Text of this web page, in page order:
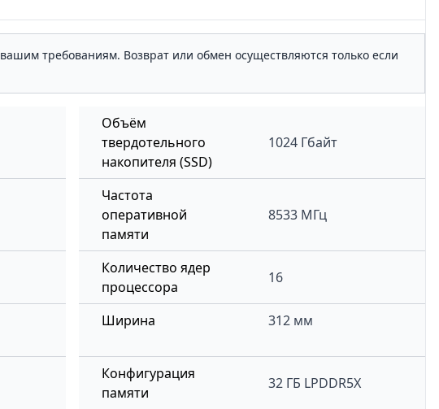
требованиям. Возврат или обмен осуществляются только если
Объём
твердотельного
накопителя (SSD)
1024 Гбайт
Частота
оперативной
памяти
8533 МГц
Количество ядер
процессора
16
Ширина 312 мм
Конфигурация
памяти
32 ГБ LPDDR5X